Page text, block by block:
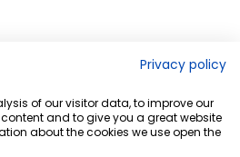
Privacy policy
of our visitor data, to improve our
and to give you a great website
about the cookies we use open the